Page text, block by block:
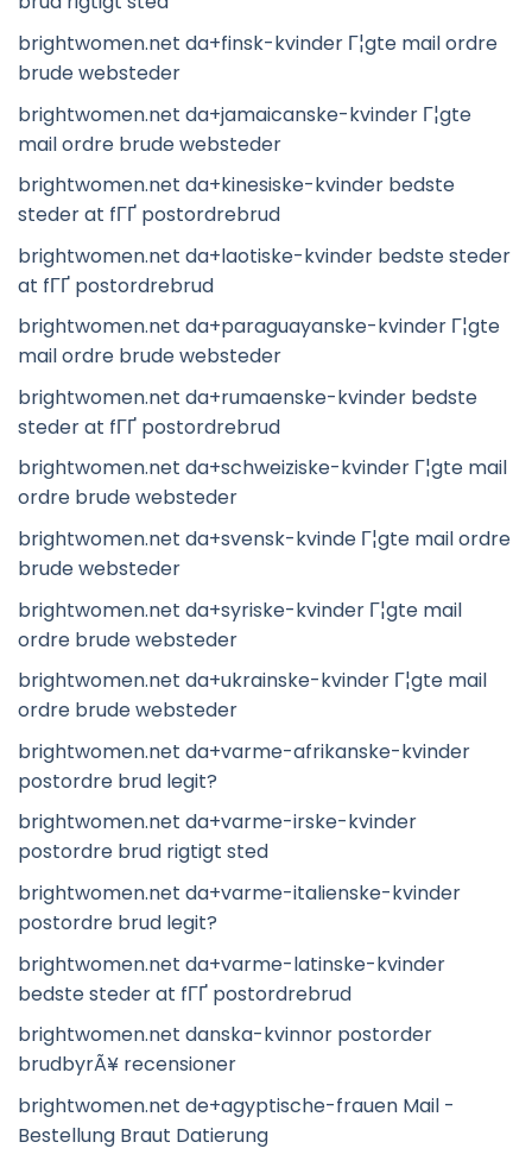
brightwomen.net da+finsk-kvinder Г¦gte mail ordre
brude websteder
brightwomen.net da+jamaicanske-kvinder Г¦gte
mail ordre brude websteder
brightwomen.net da+kinesiske-kvinder bedste
steder at fГҐ postordrebrud
brightwomen.net da+laotiske-kvinder bedste steder
at fГҐ postordrebrud
brightwomen.net da+paraguayanske-kvinder Г¦gte
mail ordre brude websteder
brightwomen.net da+rumaenske-kvinder bedste
steder at fГҐ postordrebrud
brightwomen.net da+schweiziske-kvinder Г¦gte mail
ordre brude websteder
brightwomen.net da+svensk-kvinde Г¦gte mail ordre
brude websteder
brightwomen.net da+syriske-kvinder Г¦gte mail
ordre brude websteder
brightwomen.net da+ukrainske-kvinder Г¦gte mail
ordre brude websteder
brightwomen.net da+varme-afrikanske-kvinder
postordre brud legit?
brightwomen.net da+varme-irske-kvinder
postordre brud rigtigt sted
brightwomen.net da+varme-italienske-kvinder
postordre brud legit?
brightwomen.net da+varme-latinske-kvinder
bedste steder at fГҐ postordrebrud
brightwomen.net danska-kvinnor postorder
brudbyrÃ¥ recensioner
brightwomen.net de+agyptische-frauen Mail -
Bestellung Braut Datierung